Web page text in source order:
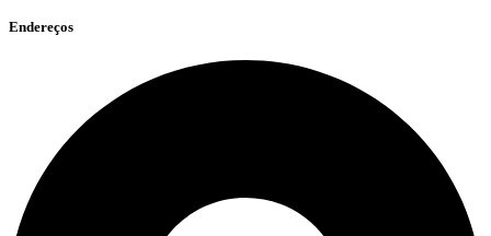
Endereços